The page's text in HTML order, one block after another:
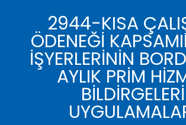
2944-KISA
ÖDENEĞİ
İŞYERLERİNİN
AYLIK PRİM
BİLDİRGELERİ